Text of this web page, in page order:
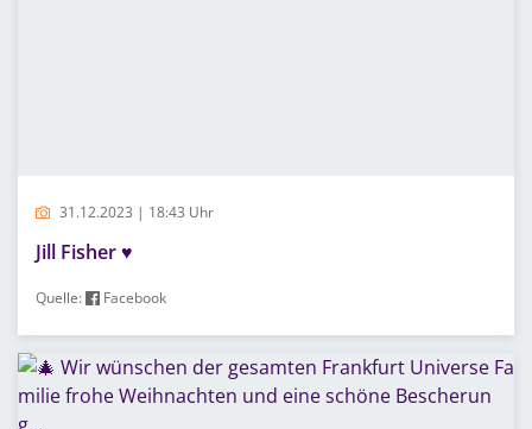
31.12.2023 | 18:43 Uhr
Jill Fisher ♥️
Quelle: Facebook